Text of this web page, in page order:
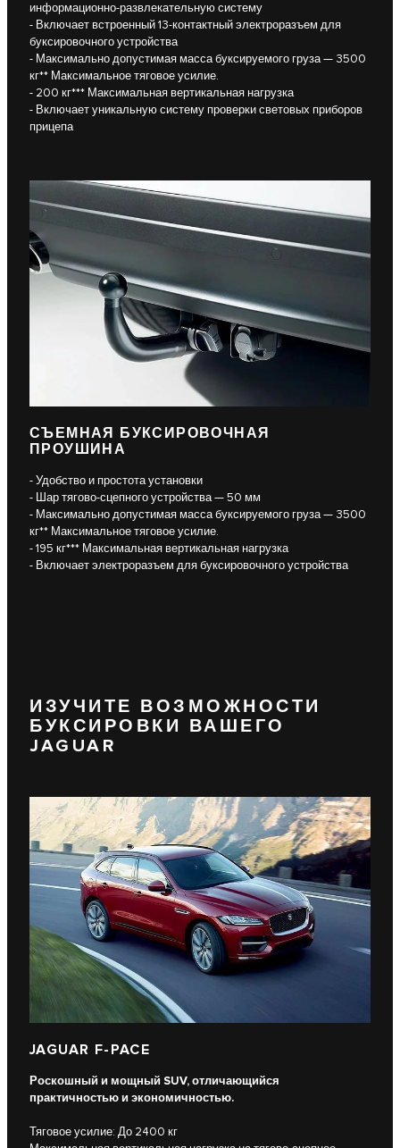
информационно-развлекательную систему
- Включает встроенный 13-контактный электроразъем для
буксировочного устройства
- Максимально допустимая масса буксируемого груза — 3500
кг** Максимальное тяговое усилие.
- 200 кг*** Максимальная вертикальная нагрузка
- Включает уникальную систему проверки световых приборов
прицепа
СЪЕМНАЯ БУКСИРОВОЧНАЯ
ПРОУШИНА
- Удобство и простота установки
- Шар тягово-сцепного устройства — 50 мм
- Максимально допустимая масса буксируемого груза — 3500
кг** Максимальное тяговое усилие.
- 195 кг*** Максимальная вертикальная нагрузка
- Включает электроразъем для буксировочного устройства
ИЗУЧИТЕ ВОЗМОЖНОСТИ
БУКСИРОВКИ ВАШЕГО
JAGUAR
JAGUAR F-PACE
Роскошный и мощный SUV, отличающийся
практичностью и экономичностью.
Тяговое усилие: До 2400 кг